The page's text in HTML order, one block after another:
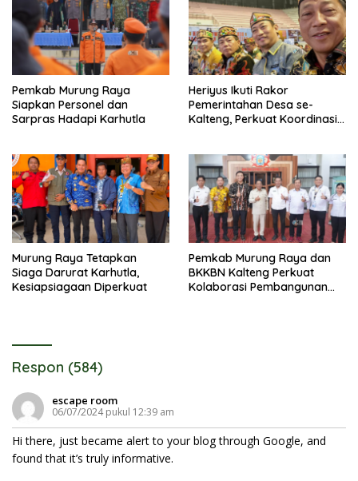
Pemkab Murung Raya
Siapkan Personel dan
Sarpras Hadapi Karhutla
Heriyus Ikuti Rakor
Pemerintahan Desa se-
Kalteng, Perkuat Koordinasi
Murung Raya Tetapkan
Siaga Darurat Karhutla,
Kesiapsiagaan Diperkuat
Pemkab Murung Raya dan
BKKBN Kalteng Perkuat
Kolaborasi Pembangunan
Respon (584)
escape room
06/07/2024 pukul 12:39 am
Hi there, just became alert to your blog through Google, and
found that it’s truly informative.